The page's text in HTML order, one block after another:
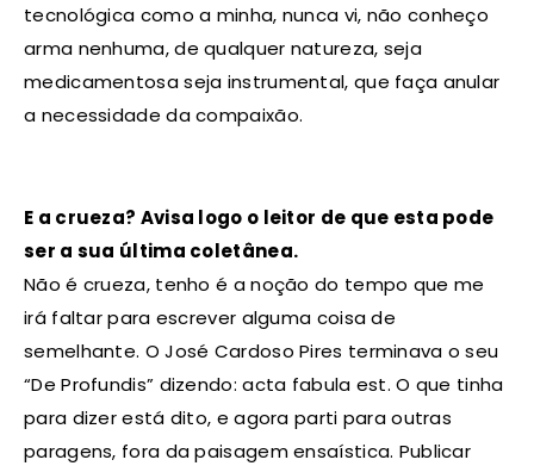
tecnológica como a minha, nunca vi, não conheço
arma nenhuma, de qualquer natureza, seja
medicamentosa seja instrumental, que faça anular
a necessidade da compaixão.
E a crueza? Avisa logo o leitor de que esta pode
ser a sua última coletânea.
Não é crueza, tenho é a noção do tempo que me
irá faltar para escrever alguma coisa de
semelhante. O José Cardoso Pires terminava o seu
“De Profundis” dizendo: acta fabula est. O que tinha
para dizer está dito, e agora parti para outras
paragens, fora da paisagem ensaística. Publicar